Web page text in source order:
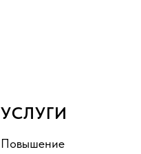
УСЛУГИ
Повышение